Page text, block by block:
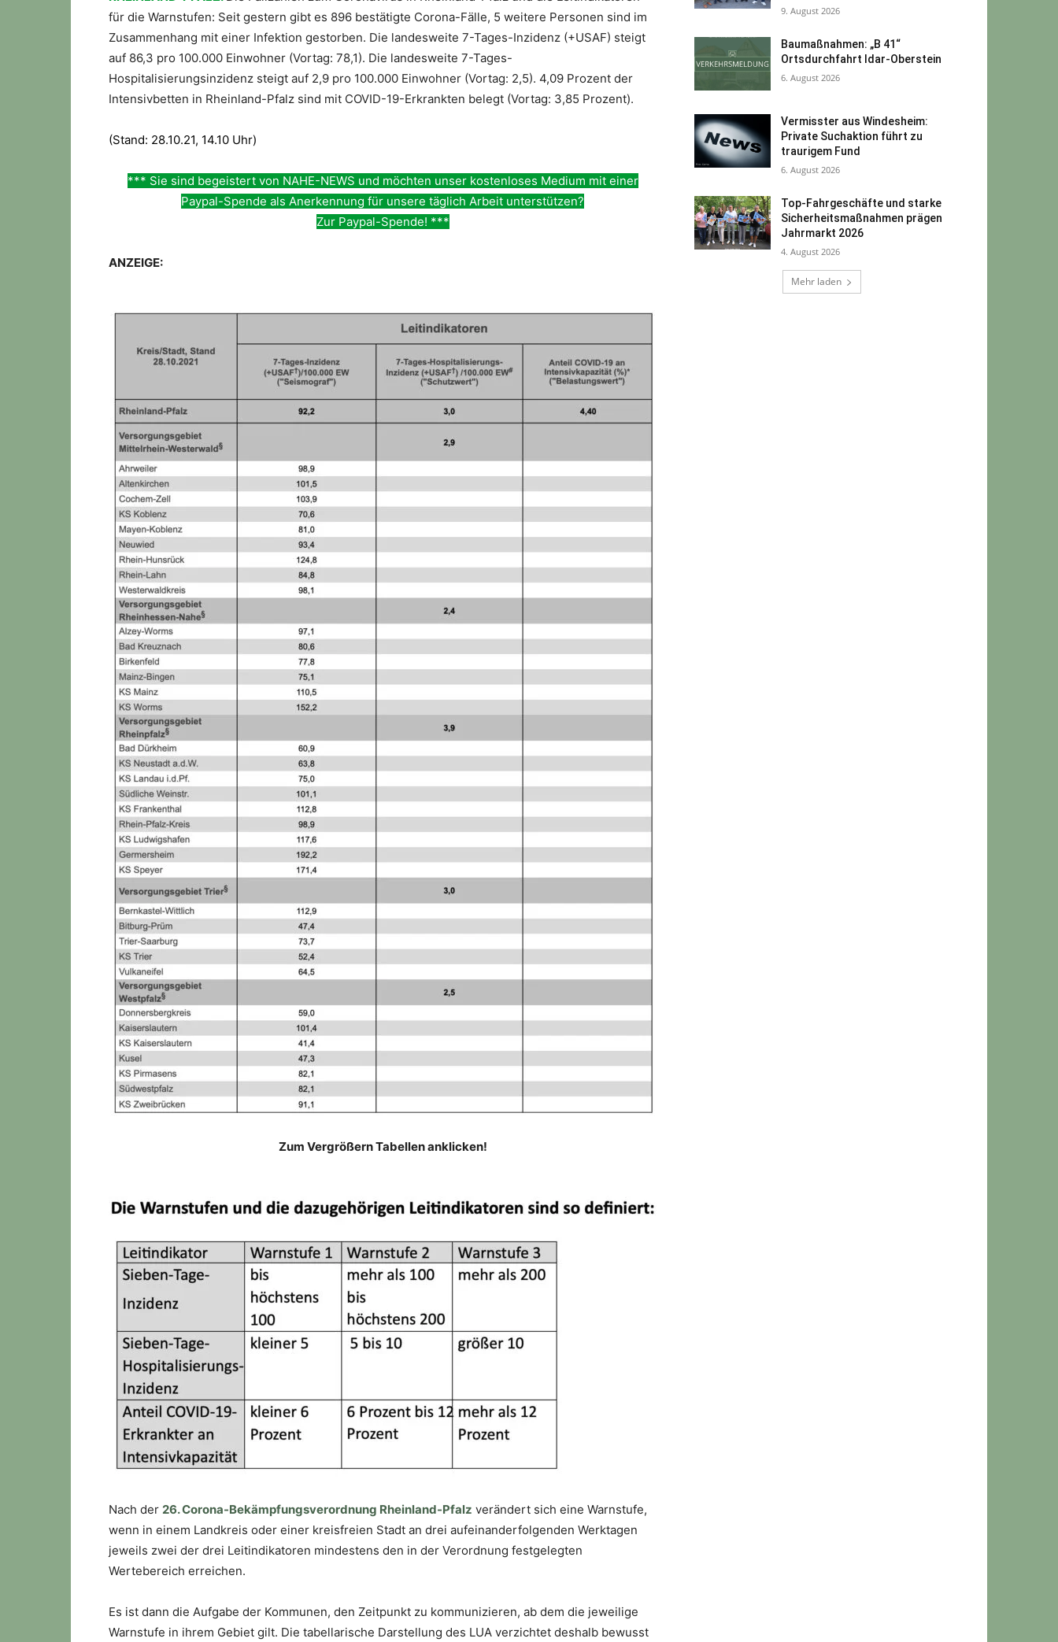
für die Warnstufen: Seit gestern gibt es 896 bestätigte Corona-Fälle, 5 weitere Personen sind im
Zusammenhang mit einer Infektion gestorben. Die landesweite 7-Tages-Inzidenz (+USAF) steigt
auf 86,3 pro 100.000 Einwohner (Vortag: 78,1). Die landesweite 7-Tages-
Hospitalisierungsinzidenz steigt auf 2,9 pro 100.000 Einwohner (Vortag: 2,5). 4,09 Prozent der
Intensivbetten in Rheinland-Pfalz sind mit COVID-19-Erkrankten belegt (Vortag: 3,85 Prozent).
(Stand: 28.10.21, 14.10 Uhr)
*** Sie sind begeistert von NAHE-NEWS und möchten unser kostenloses Medium mit einer
Paypal-Spende als Anerkennung für unsere täglich Arbeit unterstützen?
Zur Paypal-Spende! ***
ANZEIGE:
Zum Vergrößern Tabellen anklicken!
Nach der 26. Corona-Bekämpfungsverordnung Rheinland-Pfalz verändert sich eine Warnstufe,
wenn in einem Landkreis oder einer kreisfreien Stadt an drei aufeinanderfolgenden Werktagen
jeweils zwei der drei Leitindikatoren mindestens den in der Verordnung festgelegten
Wertebereich erreichen.
Es ist dann die Aufgabe der Kommunen, den Zeitpunkt zu kommunizieren, ab dem die jeweilige
Warnstufe in ihrem Gebiet gilt. Die tabellarische Darstellung des LUA verzichtet deshalb bewusst
9. August 2026
Baumaßnahmen: „B 41“
Ortsdurchfahrt Idar-Oberstein
6. August 2026
Vermisster aus Windesheim:
Private Suchaktion führt zu
traurigem Fund
6. August 2026
Top-Fahrgeschäfte und starke
Sicherheitsmaßnahmen prägen
Jahrmarkt 2026
4. August 2026
Mehr laden